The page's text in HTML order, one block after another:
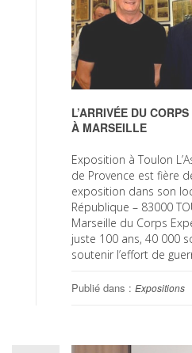
L’ARRIVÉE DU
À MARSEILLE
Exposition à Toulon
de Provence est fière
exposition dans son
République – 83000
Marseille du Corps
juste 100 ans, 40 000
soutenir l’effort de
Publié dans : Expositions